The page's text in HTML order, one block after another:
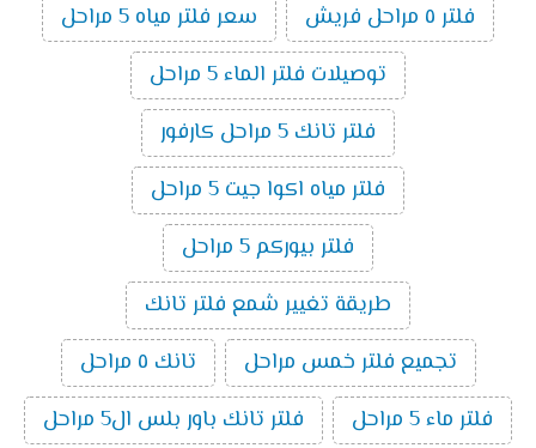
فلتر ٥ مراحل فريش
سعر فلتر مياه 5 مراحل
توصيلات فلتر الماء 5 مراحل
فلتر تانك 5 مراحل كارفور
فلتر مياه اكوا جيت 5 مراحل
فلتر بيوركم 5 مراحل
طريقة تغيير شمع فلتر تانك
تجميع فلتر خمس مراحل
تانك ٥ مراحل
فلتر ماء 5 مراحل
فلتر تانك باور بلس ال5 مراحل